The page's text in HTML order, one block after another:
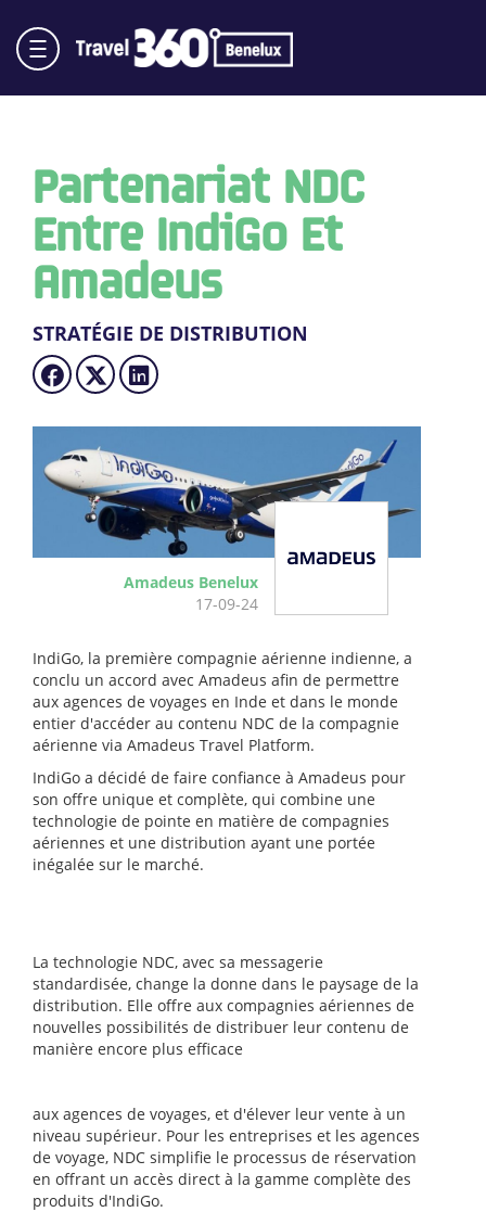
Partenariat NDC
Entre IndiGo Et
Amadeus
STRATÉGIE DE DISTRIBUTION
Amadeus Benelux
17-09-24
IndiGo, la première compagnie aérienne indienne, a
conclu un accord avec Amadeus afin de permettre
aux agences de voyages en Inde et dans le monde
entier d'accéder au contenu NDC de la compagnie
aérienne via Amadeus Travel Platform.
IndiGo a décidé de faire confiance à Amadeus pour
son offre unique et complète, qui combine une
technologie de pointe en matière de compagnies
aériennes et une distribution ayant une portée
inégalée sur le marché.
La technologie NDC, avec sa messagerie
standardisée, change la donne dans le paysage de la
distribution. Elle offre aux compagnies aériennes de
nouvelles possibilités de distribuer leur contenu de
manière encore plus efficace
aux agences de voyages, et d'élever leur vente à un
niveau supérieur. Pour les entreprises et les agences
de voyage, NDC simplifie le processus de réservation
en offrant un accès direct à la gamme complète des
produits d'IndiGo.